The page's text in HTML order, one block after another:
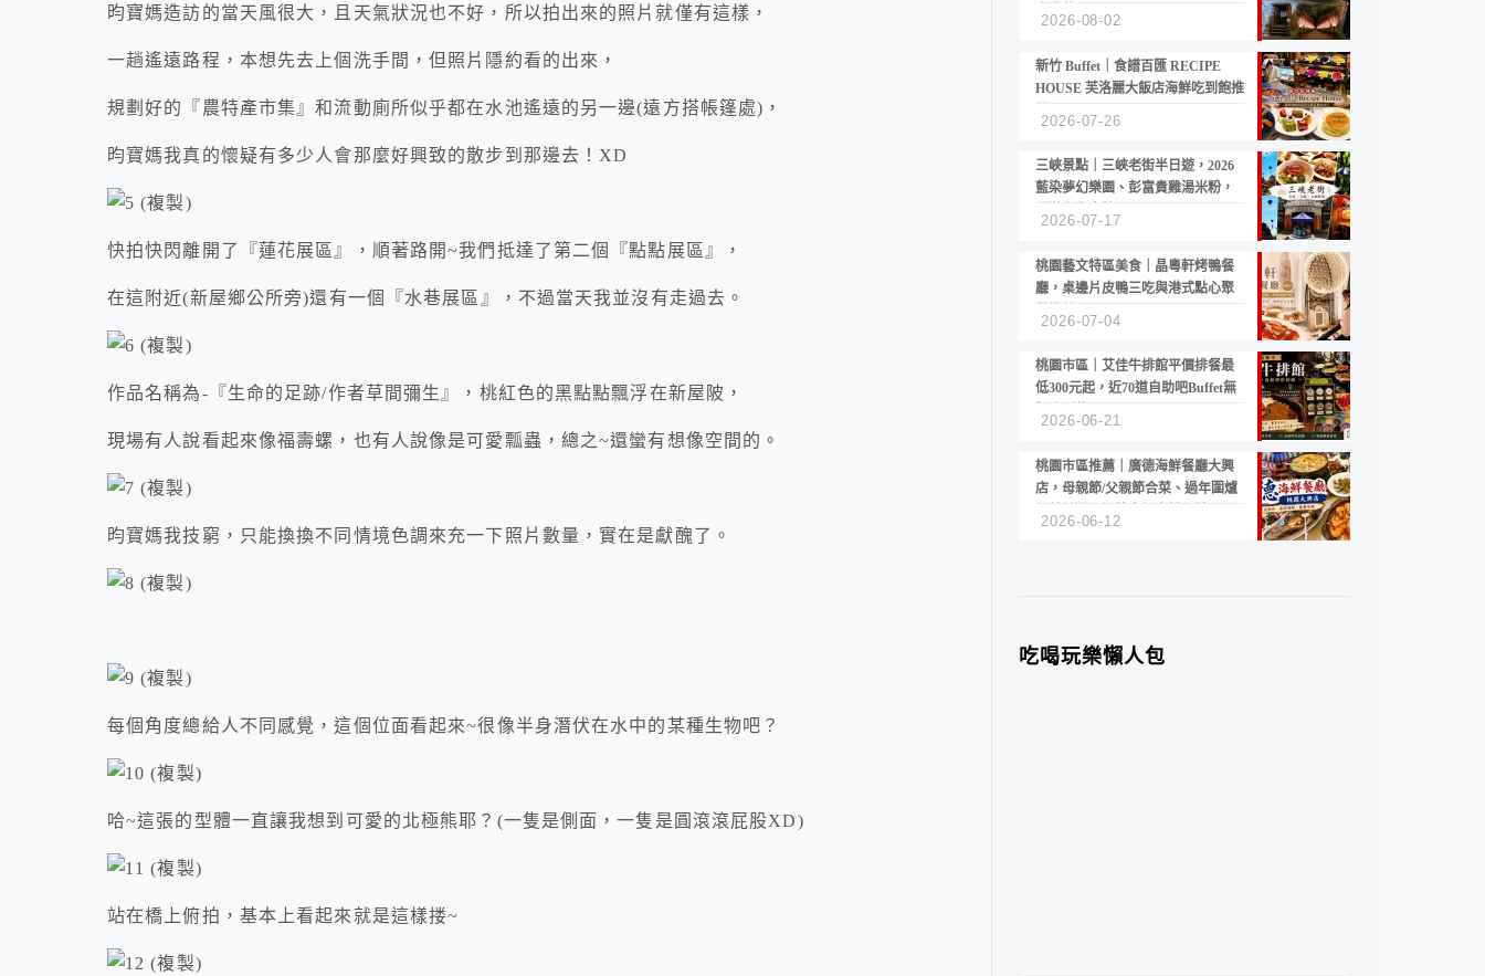
昀寶媽造訪的當天風很大，且天氣狀況也不好，所以拍出來的照片就僅有這樣，
一趟遙遠路程，本想先去上個洗手間，但照片隱約看的出來，
規劃好的『農特產市集』和流動廁所似乎都在水池遙遠的另一邊(遠方搭帳篷處)，
昀寶媽我真的懷疑有多少人會那麼好興致的散步到那邊去！XD
快拍快閃離開了『蓮花展區』，順著路開~我們抵達了第二個『點點展區』，
在這附近(新屋鄉公所旁)還有一個『水巷展區』，不過當天我並沒有走過去。
作品名稱為-『生命的足跡/作者草間彌生』，桃紅色的黑點點飄浮在新屋陂，
現場有人說看起來像福壽螺，也有人說像是可愛瓢蟲，總之~還蠻有想像空間的。
昀寶媽我技窮，只能換換不同情境色調來充一下照片數量，實在是獻醜了。
每個角度總給人不同感覺，這個位面看起來~很像半身潛伏在水中的某種生物吧？
哈~這張的型體一直讓我想到可愛的北極熊耶？(一隻是側面，一隻是圓滾滾屁股XD)
站在橋上俯拍，基本上看起來就是這樣搂~
2026-08-02
新竹 Buffet｜食譜百匯 RECIPE
HOUSE 芙洛麗大飯店海鮮吃到飽推
2026-07-26
三峽景點｜三峽老街半日遊，2026
藍染夢幻樂園、彭富貴雞湯米粉，
2026-07-17
桃園藝文特區美食｜晶粵軒烤鴨餐
廳，桌邊片皮鴨三吃與港式點心聚
2026-07-04
桃園市區｜艾佳牛排館平價排餐最
低300元起，近70道自助吧Buffet無
2026-06-21
桃園市區推薦｜廣德海鮮餐廳大興
店，母親節/父親節合菜、過年圍爐
2026-06-12
吃喝玩樂懶人包